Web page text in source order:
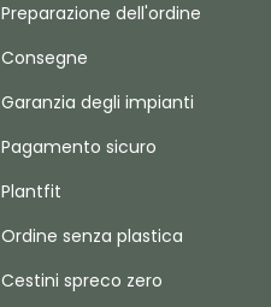
Preparazione dell'ordine
Consegne
Garanzia degli impianti
Pagamento sicuro
Plantfit
Ordine senza plastica
Cestini spreco zero